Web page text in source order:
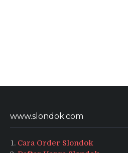
www.slondok.com
Cara Order Slondok